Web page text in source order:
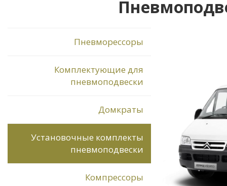
Пневморессоры
Комплектующие для
пневмоподвески
Домкраты
Установочные комплекты
пневмоподвески
Компрессоры